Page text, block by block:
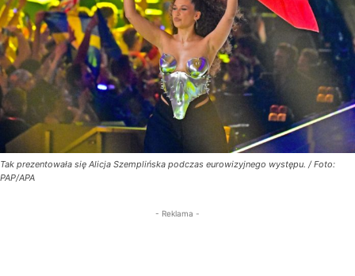
Tak prezentowała się Alicja Szemplińska podczas eurowizyjnego występu. / Foto:
PAP/APA
- Reklama -